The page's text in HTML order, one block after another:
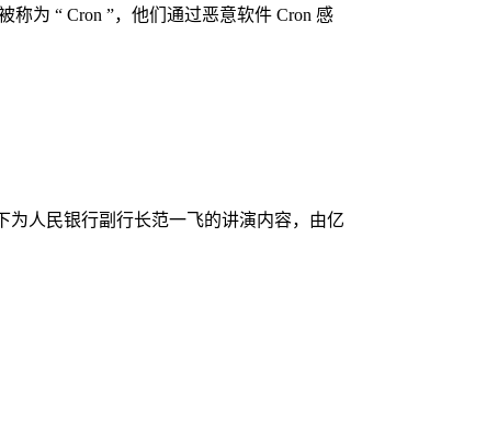
为 “ Cron ”，他们通过恶意软件 Cron 感
为人民银行副行长范一飞的讲演内容，由亿